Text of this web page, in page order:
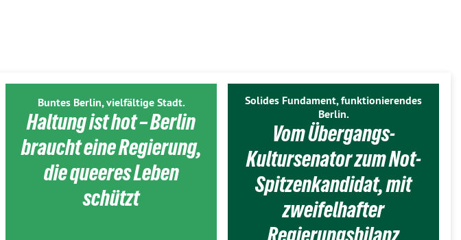
Buntes Berlin, vielfältige Stadt.
Haltung ist hot – Berlin
braucht eine Regierung,
die queeres Leben
schützt
Solides Fundament, funktionierendes
Berlin.
Vom Übergangs-
Kultursenator zum Not-
Spitzenkandidat, mit
zweifelhafter